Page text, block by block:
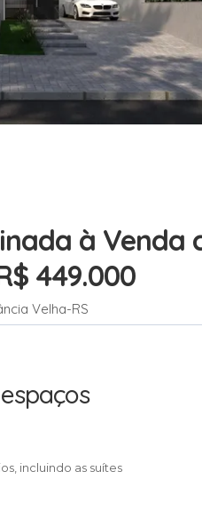
à Venda
449.000
Velha-RS
incluindo as suítes